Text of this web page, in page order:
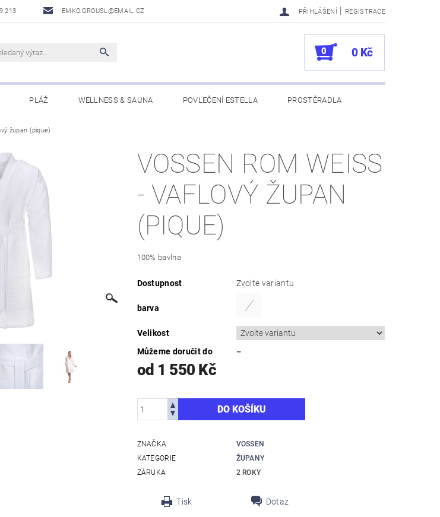
213 EMKO.GROUSL@EMAIL.CZ PŘIHLÁŠENÍ | REGISTRACE
0 0 Kč
PLÁŽ WELLNESS & SAUNA POVLEČENÍ ESTELLA PROSTĚRADLA
DĚTI
NÁM
župan (pique)
VOSSEN ROM WEISS
- VAFLOVÝ ŽUPAN
(PIQUE)
100% bavlna
Dostupnost Zvolte variantu
barva
Velikost
Můžeme doručit do
–
od 1 550 Kč
ZNAČKA
VOSSEN
KATEGORIE
ŽUPANY
ZÁRUKA
2 ROKY
Tisk Dotaz